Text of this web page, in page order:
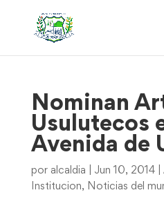
Nominan
Usulutecos
Avenida de
por alcaldia Jun 10, 2014|
Institucion, Noticias del